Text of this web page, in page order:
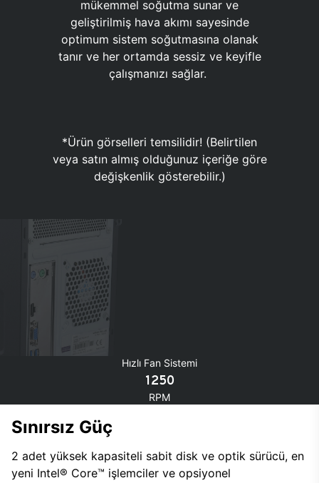
mükemmel soğutma sunar ve
geliştirilmiş hava akımı sayesinde
optimum sistem soğutmasına olanak
tanır ve her ortamda sessiz ve keyifle
çalışmanızı sağlar.
*Ürün görselleri temsilidir! (Belirtilen
veya satın almış olduğunuz içeriğe göre
değişkenlik gösterebilir.)
Hızlı Fan Sistemi
1250
RPM
Sınırsız Güç
2 adet yüksek kapasiteli sabit disk ve optik sürücü, en
yeni Intel® Core™ işlemciler ve opsiyonel